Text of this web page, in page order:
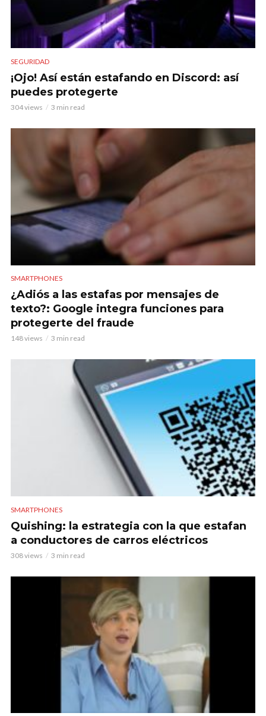
SEGURIDAD
¡Ojo! Así están estafando en Discord: así
puedes protegerte
304 views 3 min read
SMARTPHONES
¿Adiós a las estafas por mensajes de
texto?: Google integra funciones para
protegerte del fraude
148 views 3 min read
SMARTPHONES
Quishing: la estrategia con la que estafan
a conductores de carros eléctricos
308 views 3 min read